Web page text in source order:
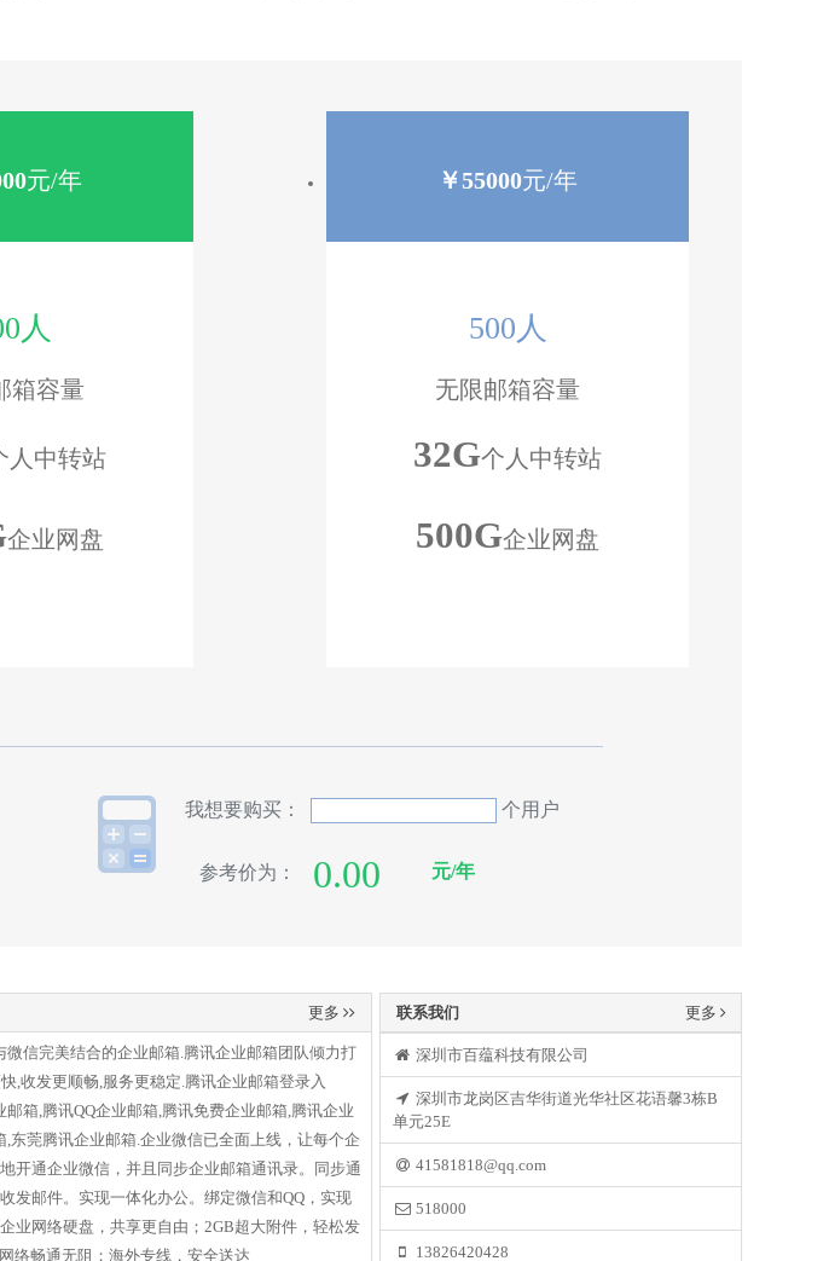
元/年
人
箱容量
人中转站
企业网盘
￥55000元/年
500人
无限邮箱容量
32G个人中转站
500G企业网盘
我想要购买： 个用户
参考价为： 元/年
更多
微信完美结合的企业邮箱.腾讯企业邮箱团队倾力打
,收发更顺畅,服务更稳定.腾讯企业邮箱登录入
箱,腾讯QQ企业邮箱,腾讯免费企业邮箱,腾讯企业
东莞腾讯企业邮箱.企业微信已全面上线，让每个企
开通企业微信，并且同步企业邮箱通讯录。同步通
发邮件。实现一体化办公。绑定微信和QQ，实现
业网络硬盘，共享更自由；2GB超大附件，轻松发
络畅通无阻；海外专线，安全送达
联系我们 更多
深圳市百蕴科技有限公司
深圳市龙岗区吉华街道光华社区花语馨3栋B
单元25E
41581818@qq.com
518000
13826420428